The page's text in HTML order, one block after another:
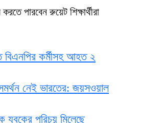
পারবেন রুয়েট শিক্ষার্থীরা
বিএনপির কর্মীসহ আহত ২
নেই ভারতের: জয়সওয়াল
যুবকের পরিচয় মিলেছে